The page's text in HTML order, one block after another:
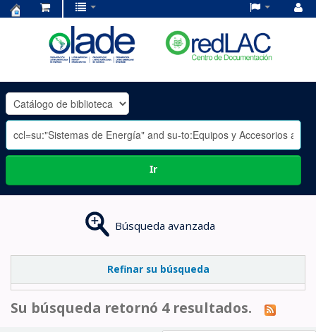
OLADE
-
Ir
Búsqueda avanzada
Refinar su búsqueda
Su búsqueda retornó 4 resultados.